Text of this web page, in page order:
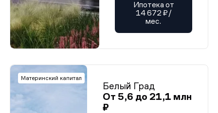
Ипотека от
14 672 ₽/
мес.
Материнский капитал
Белый Град
От 5,6 до 21,1 млн
₽